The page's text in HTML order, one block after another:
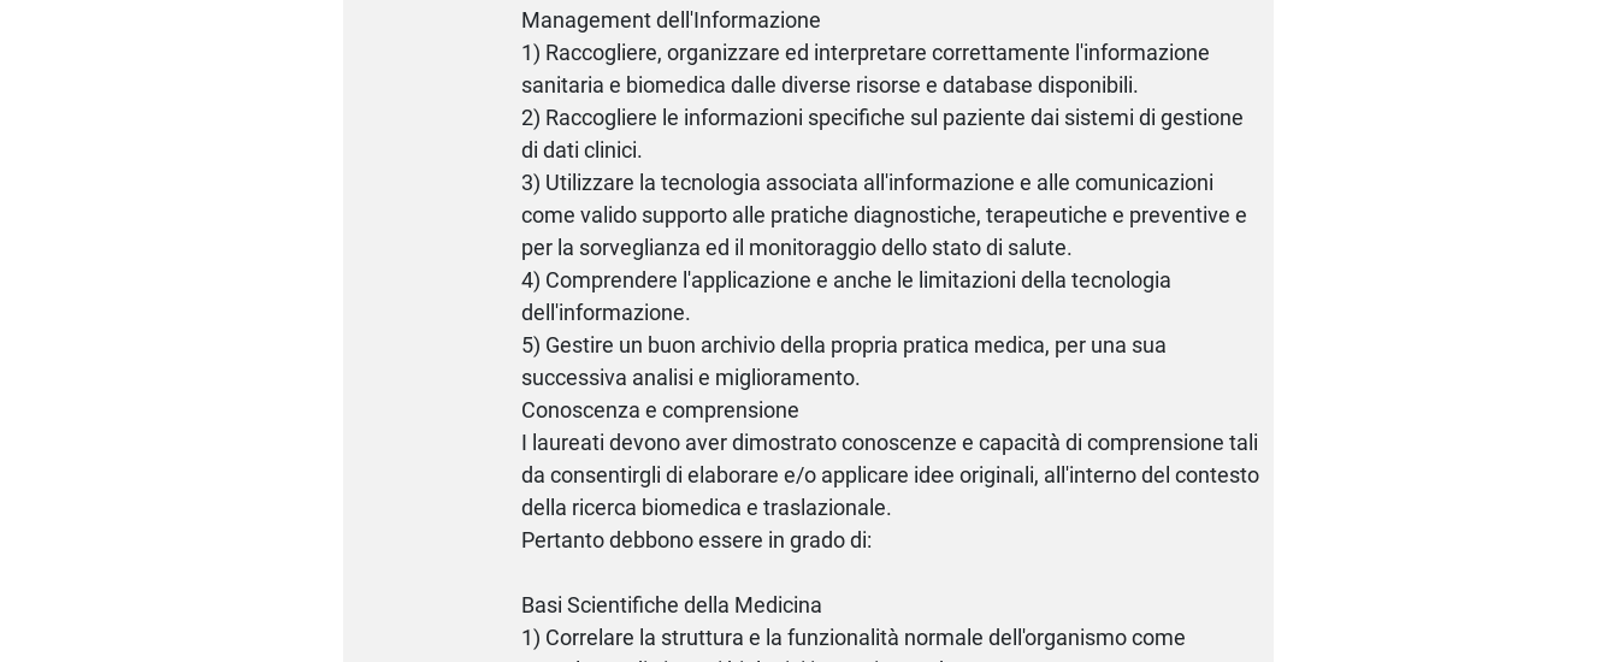
Management dell'Informazione
1) Raccogliere, organizzare ed interpretare correttamente l'informazione
sanitaria e biomedica dalle diverse risorse e database disponibili.
2) Raccogliere le informazioni specifiche sul paziente dai sistemi di gestione
di dati clinici.
3) Utilizzare la tecnologia associata all'informazione e alle comunicazioni
come valido supporto alle pratiche diagnostiche, terapeutiche e preventive e
per la sorveglianza ed il monitoraggio dello stato di salute.
4) Comprendere l'applicazione e anche le limitazioni della tecnologia
dell'informazione.
5) Gestire un buon archivio della propria pratica medica, per una sua
successiva analisi e miglioramento.
Conoscenza e comprensione
I laureati devono aver dimostrato conoscenze e capacità di comprensione tali
da consentirgli di elaborare e/o applicare idee originali, all'interno del contesto
della ricerca biomedica e traslazionale.
Pertanto debbono essere in grado di:
Basi Scientifiche della Medicina
1) Correlare la struttura e la funzionalità normale dell'organismo come